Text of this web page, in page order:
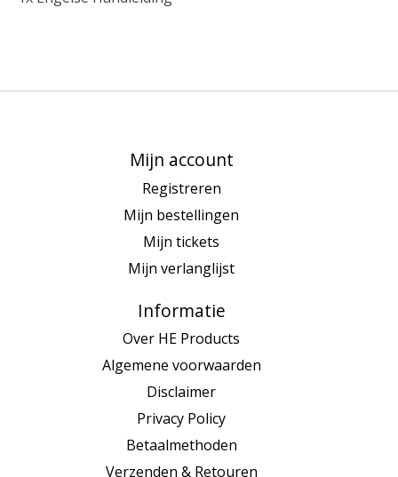
Mijn account
Registreren
Mijn bestellingen
Mijn tickets
Mijn verlanglijst
Informatie
Over HE Products
Algemene voorwaarden
Disclaimer
Privacy Policy
Betaalmethoden
Verzenden & Retouren